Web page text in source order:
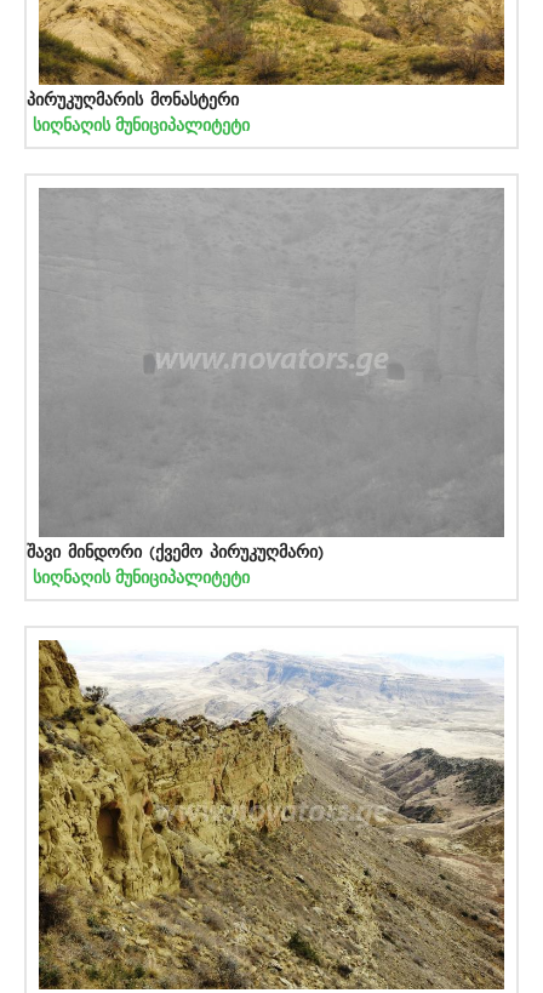
პირუკუღმარის მონასტერი
სიღნაღის მუნიციპალიტეტი
შავი მინდორი (ქვემო პირუკუღმარი)
სიღნაღის მუნიციპალიტეტი